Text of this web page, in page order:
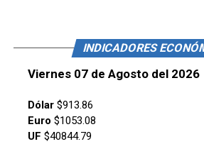
INDICADORES
Viernes 07 de Agosto del 2026
Dólar$913.86
Euro $1053.08
UF $40844.79